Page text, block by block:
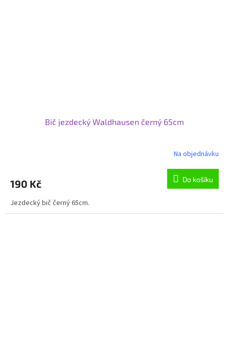
Bič jezdecký Waldhausen černý 65cm
Na objednávku
190 Kč Do košíku
Jezdecký bič černý 65cm.